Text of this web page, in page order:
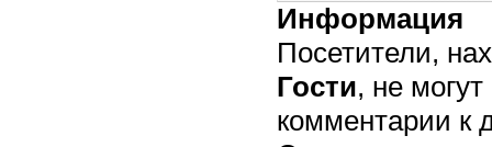
Информация
Посетители,
Гости, не
комментарии к